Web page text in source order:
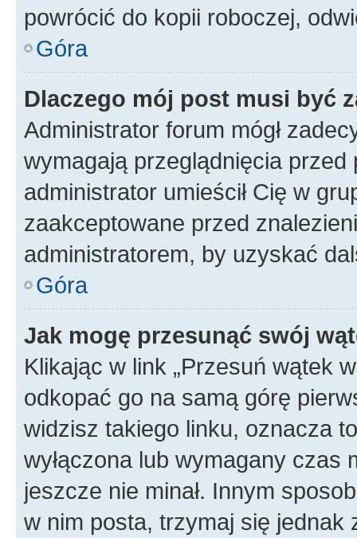
powrócić do kopii roboczej,
Góra
Dlaczego mój post musi być
Administrator forum mógł
wymagają przeglądnięcia
administrator umieścił Cię w
zaakceptowane przed
administratorem, by uzyskać
Góra
Jak mogę przesunąć swój
Klikając w link „Przesuń wątek
odkopać go na samą górę
widzisz takiego linku, oznacza
wyłączona lub wymagany czas
jeszcze nie minał. Innym
w nim posta, trzymaj się jednak